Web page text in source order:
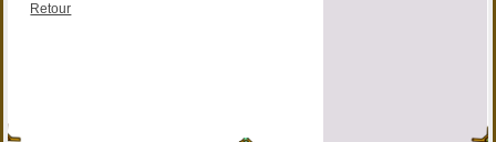
Retour